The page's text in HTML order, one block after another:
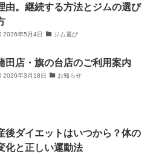
由。継続する方法とジムの選び
2026年5月4日 ジム選び
田店・旗の台店のご利用案内
2026年3月18日 お知らせ
後ダイエットはいつから？体の
化と正しい運動法